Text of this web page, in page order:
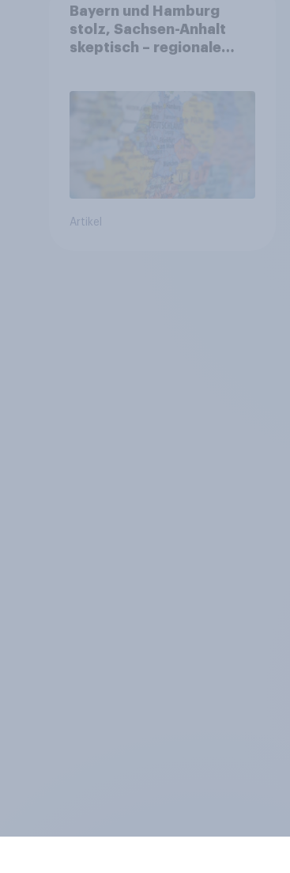
Bayern und Hamburg
stolz, Sachsen-Anhalt
skeptisch – regionale
Europa im Osten am
Artikel